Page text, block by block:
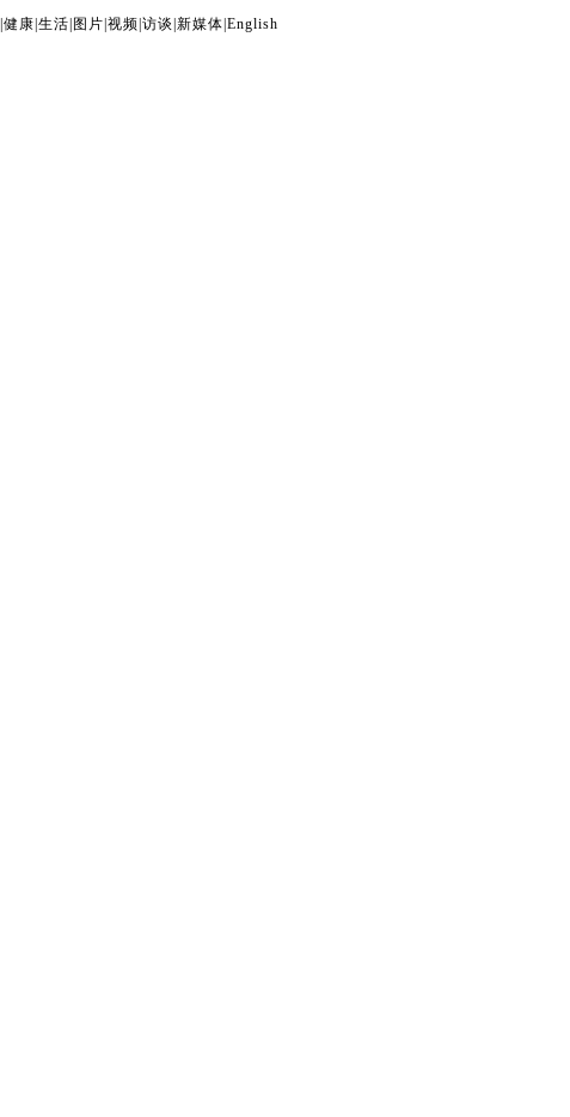
健康 生活 图片 视频 访谈 新媒体 English